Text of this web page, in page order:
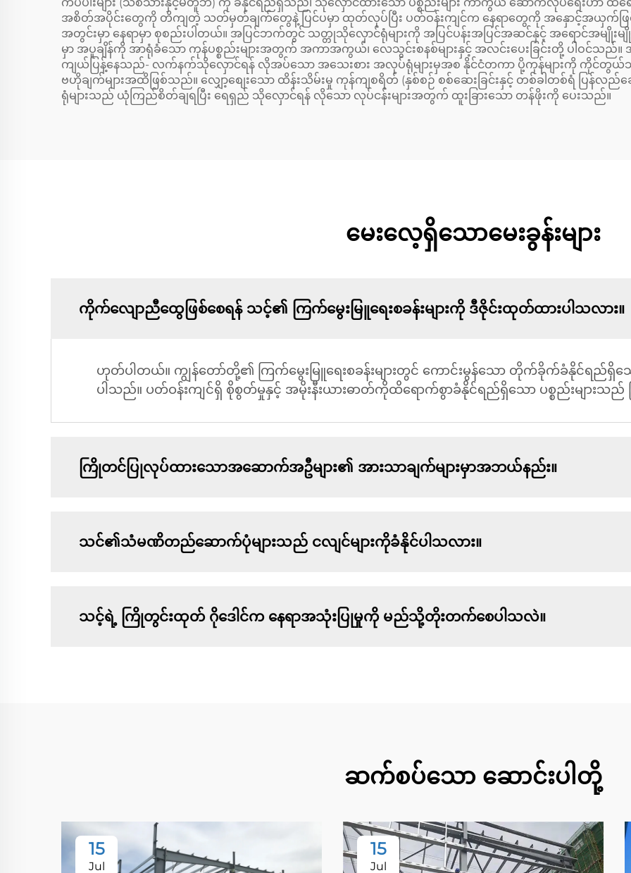
အစိတ်အပိုင်းတွေကို တိကျတဲ့ သတ်မှတ်ချက်တွေနဲ့ ပြင်ပမှာ ထုတ်လုပ်ပြီး ပတ်ဝန်းကျင်က နေရာတွေကို အနှောင့်အယှက်ဖ
အတွင်းမှာ နေရာမှာ စုစည်းပါတယ်။ အပြင်ဘက်တွင် သတ္တုသိုလှောင်ရုံများကို အပြင်ပန်းအပြင်အဆင်နှင့် အရောင်အမျိုးမျိုး
မှာ အပူချိန်ကို အာရုံခံသော ကုန်ပစ္စည်းများအတွက် အကာအကွယ်၊ လေသွင်းစနစ်များနှင့် အလင်းပေးခြင်းတို့ ပါဝင်သည်။
ကျယ်ပြန့်နေသည်- လက်နက်သိုလှောင်ရန် လိုအပ်သော အသေးစား အလုပ်ရုံများမှအစ နိုင်ငံတကာ ပို့ကုန်များကို ကိုင်တွယ်သည့်
ဗဟိုချက်များအထိဖြစ်သည်။ လျှော့စျေးသော ထိန်းသိမ်းမှု ကုန်ကျစရိတ် (နှစ်စဉ် စစ်ဆေးခြင်းနှင့် တစ်ခါတစ်ရံ ပြန်
ရုံများသည် ယုံကြည်စိတ်ချရပြီး ရေရှည် သိုလှောင်ရန် လိုသော လုပ်ငန်းများအတွက် ထူးခြားသော တန်ဖိုးကို ပေးသည်။
မေးလေ့ရှိသောမေးခွန်းများ
ကိုက်လျောညီထွေဖြစ်စေရန် သင့်၏ ကြက်မွေးမြူရေးစခန်းများကို ဒီဇိုင်းထုတ်ထားပါသလား။
ဟုတ်ပါတယ်။ ကျွန်တော်တို့၏ ကြက်မွေးမြူရေးစခန်းများတွင် ကောင်းမွန်သော တိုက်ခိုက်ခံနိုင်ရည်ရှိသ
ပါသည်။ ပတ်ဝန်းကျင်ရှိ စိုစွတ်မှုနှင့် အမိုးနီးယားဓာတ်ကိုထိရောက်စွာခံနိုင်ရည်ရှိသော ပစ္စည်းများသ
ကြိုတင်ပြုလုပ်ထားသောအဆောက်အဦများ၏ အားသာချက်များမှာအဘယ်နည်း။
သင်၏သံမဏိတည်ဆောက်ပုံများသည် ငလျင်များကိုခံနိုင်ပါသလား။
သင့်ရဲ့ ကြိုတွင်းထုတ် ဂိုဒေါင်က နေရာအသုံးပြုမှုကို မည်သို့တိုးတက်စေပါသလဲ။
ဆက်စပ်သော ဆောင်းပါတို့
15
Jul
15
Jul